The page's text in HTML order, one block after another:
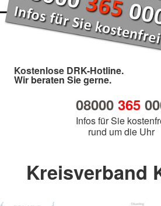
Kostenlose DRK-Hotline.
Wir beraten Sie gerne.
08000 365
Infos für Sie
rund um die Uhr
Kreisverband